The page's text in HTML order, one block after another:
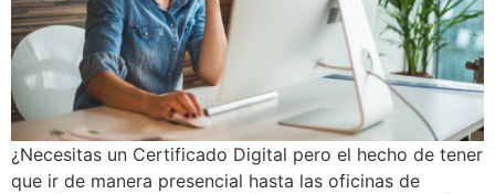
¿Necesitas un Certificado Digital pero el hecho de tener
que ir de manera presencial hasta las oficinas de